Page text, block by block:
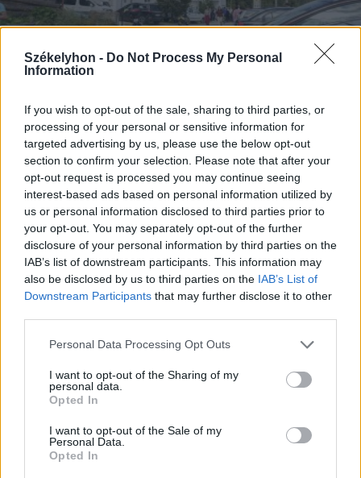
Székelyhon - Do Not Process My Personal
Information
If you wish to opt-out of the sale, sharing to third parties, or
processing of your personal or sensitive information for
targeted advertising by us, please use the below opt-out
section to confirm your selection. Please note that after your
opt-out request is processed you may continue seeing
interest-based ads based on personal information utilized by
us or personal information disclosed to third parties prior to
your opt-out. You may separately opt-out of the further
disclosure of your personal information by third parties on the
IAB’s list of downstream participants. This information may
also be disclosed by us to third parties on the IAB’s List of
Downstream Participants that may further disclose it to other
Personal Data Processing Opt Outs
I want to opt-out of the Sharing of my
personal data.
Opted In
I want to opt-out of the Sale of my
Personal Data.
Opted In
2023. augusztus 17., csütörtök
Az elcsendesedés helyének
szánják a pálosok hargitafürdői
kolostorát